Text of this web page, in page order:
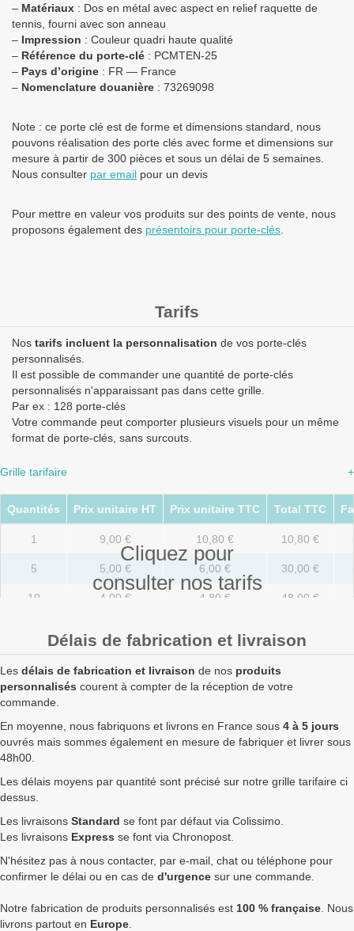
– Matériaux : Dos en métal avec aspect en relief raquette de
tennis, fourni avec son anneau
– Impression : Couleur quadri haute qualité
– Référence du porte-clé : PCMTEN-25
– Pays d’origine : FR — France
– Nomenclature douanière : 73269098
Note : ce porte clé est de forme et dimensions standard, nous
pouvons réalisation des porte clés avec forme et dimensions sur
mesure à partir de 300 pièces et sous un délai de 5 semaines.
Nous consulter par email pour un devis
Pour mettre en valeur vos produits sur des points de vente, nous
proposons également des présentoirs pour porte-clés.
Tarifs
Nos tarifs incluent la personnalisation de vos porte-clés
personnalisés.
Il est possible de commander une quantité de porte-clés
personnalisés n'apparaissant pas dans cette grille.
Par ex : 128 porte-clés
Votre commande peut comporter plusieurs visuels pour un même
format de porte-clés, sans surcouts.
Grille tarifaire +
Cliquez pour
consulter nos tarifs
Quantités Prix unitaire HT Prix unitaire TTC Total TTC
1 9,00 € 10,80 € 10,80 €
5 5,00 € 6,00 € 30,00 €
10 4,00 € 4,80 € 48,00 €
100 1,75 € 2,10 € 210,00 €
500 1,43 € 1,72 € 858,00 €
1000
1750 1,51 €
2500 1,22 € 1,46 € 3 660,00 €
Quantités Prix unitaire HT
Délais de fabrication et livraison
Les délais de fabrication et livraison de nos produits
personnalisés courent à compter de la réception de votre
commande.
En moyenne, nous fabriquons et livrons en France sous 4 à 5 jours
ouvrés mais sommes également en mesure de fabriquer et livrer sous
48h00.
Les délais moyens par quantité sont précisé sur notre grille tarifaire ci
dessus.
Les livraisons Standard se font par défaut via Colissimo.
Les livraisons Express se font via Chronopost.
N'hésitez pas à nous contacter, par e-mail, chat ou téléphone pour
confirmer le délai ou en cas de d'urgence sur une commande.
Notre fabrication de produits personnalisés est 100 % française. Nous
livrons partout en Europe.